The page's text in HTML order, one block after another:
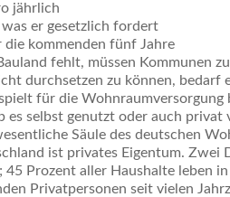
jährlich
er gesetzlich fordert
kommenden fünf Jahre
fehlt, müssen Kommunen
durchsetzen zu können, bedarf
für die Wohnraumversorgung
es selbst genutzt oder auch
Säule des deutschen
ist privates Eigentum.
Prozent aller Haushalte leben
Privatpersonen seit vielen